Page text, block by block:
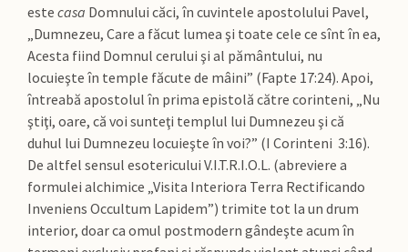
este casa Domnului căci, în cuvintele apostolului Pavel,
„Dumnezeu, Care a făcut lumea şi toate cele ce sînt în ea,
Acesta fiind Domnul cerului şi al pământului, nu
locuieşte în temple făcute de mâini” (Fapte 17:24). Apoi,
întreabă apostolul în prima epistolă către corinteni, „Nu
ştiţi, oare, că voi sunteţi templul lui Dumnezeu şi că
duhul lui Dumnezeu locuieşte în voi?” (I Corinteni 3:16).
De altfel sensul esotericului V.I.T.R.I.O.L. (abreviere a
formulei alchimice „Visita Interiora Terra Rectificando
Inveniens Occultum Lapidem”) trimite tot la un drum
interior, doar ca omul postmodern gândeşte acum în